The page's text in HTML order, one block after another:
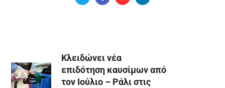
Κλειδώνει νέα
επιδότηση καυσίμων από
τον Ιούλιο – Ράλι στις